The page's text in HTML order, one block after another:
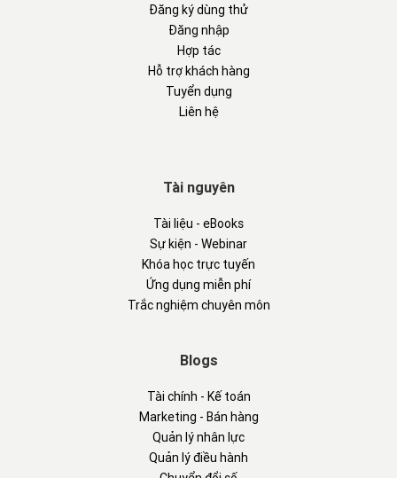
Đăng ký dùng thử
Đăng nhập
Hợp tác
Hỗ trợ khách hàng
Tuyển dụng
Liên hệ
Tài nguyên
Tài liệu - eBooks
Sự kiện - Webinar
Khóa học trực tuyến
Ứng dụng miễn phí
Trắc nghiệm chuyên môn
Blogs
Tài chính - Kế toán
Marketing - Bán hàng
Quản lý nhân lực
Quản lý điều hành